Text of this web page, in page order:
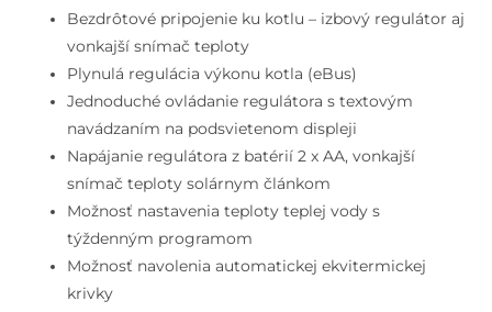
Bezdrôtové pripojenie ku kotlu – izbový regulátor aj
vonkajší snímač teploty
Plynulá regulácia výkonu kotla (eBus)
Jednoduché ovládanie regulátora s textovým
navádzaním na podsvietenom displeji
Napájanie regulátora z batérií 2 x AA, vonkajší
snímač teploty solárnym článkom
Možnosť nastavenia teploty teplej vody s
týždenným programom
Možnosť navolenia automatickej ekvitermickej
krivky